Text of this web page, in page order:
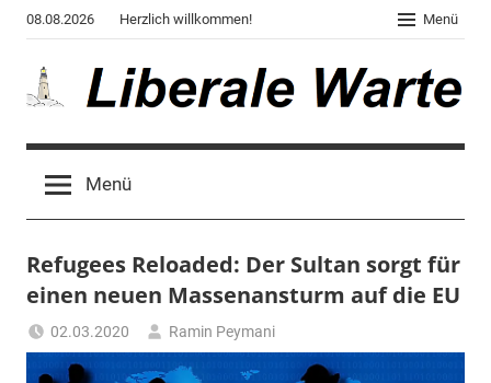
Zum
Inhalt
springen
08.08.2026 Herzlich willkommen! Menü
Liberale
Warte
des
"Corona,
Klima,
"2020",
"Weltchaos",
Menü
Refugees Reloaded: Der Sultan sorgt für
einen neuen Massenansturm auf die EU
02.03.2020
Ramin Peymani
Tagesthema